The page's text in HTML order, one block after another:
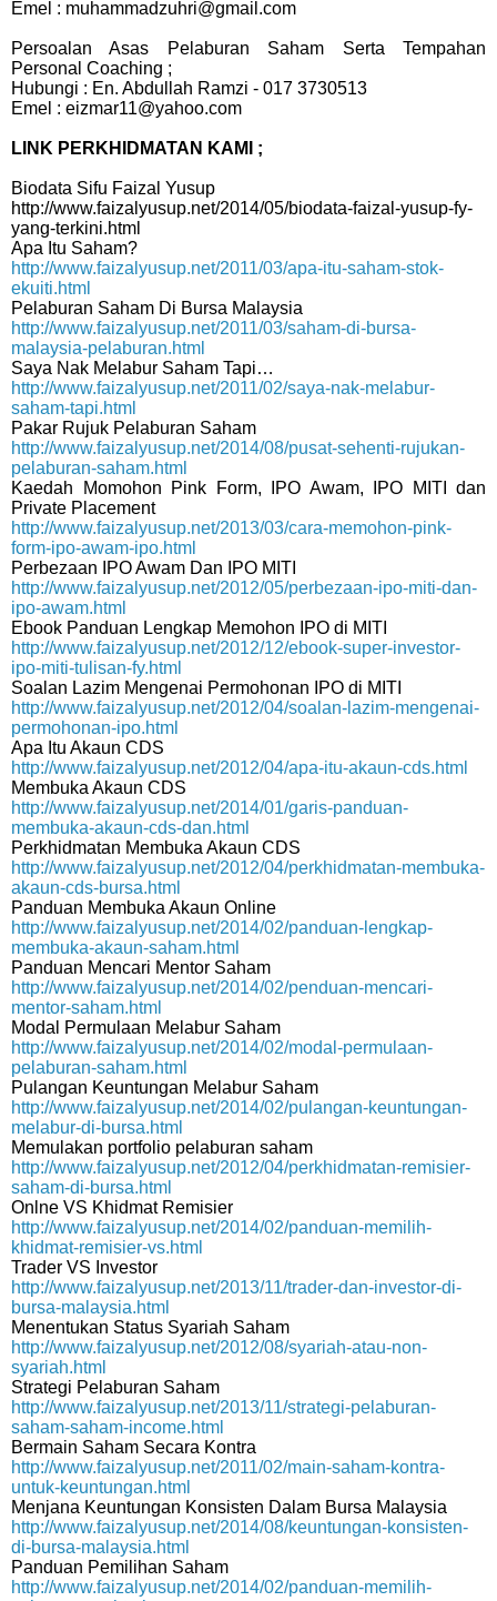
Emel : muhammadzuhri@gmail.com
Persoalan Asas Pelaburan Saham Serta Tempahan
Personal Coaching ;
Hubungi : En. Abdullah Ramzi - 017 3730513
Emel : eizmar11@yahoo.com
LINK PERKHIDMATAN KAMI ;
Biodata Sifu Faizal Yusup
http://www.faizalyusup.net/2014/05/biodata-faizal-yusup-fy-
yang-terkini.html
Apa Itu Saham?
http://www.faizalyusup.net/2011/03/apa-itu-saham-stok-
ekuiti.html
Pelaburan Saham Di Bursa Malaysia
http://www.faizalyusup.net/2011/03/saham-di-bursa-
malaysia-pelaburan.html
Saya Nak Melabur Saham Tapi…
http://www.faizalyusup.net/2011/02/saya-nak-melabur-
saham-tapi.html
Pakar Rujuk Pelaburan Saham
http://www.faizalyusup.net/2014/08/pusat-sehenti-rujukan-
pelaburan-saham.html
Kaedah Momohon Pink Form, IPO Awam, IPO MITI dan
Private Placement
http://www.faizalyusup.net/2013/03/cara-memohon-pink-
form-ipo-awam-ipo.html
Perbezaan IPO Awam Dan IPO MITI
http://www.faizalyusup.net/2012/05/perbezaan-ipo-miti-dan-
ipo-awam.html
Ebook Panduan Lengkap Memohon IPO di MITI
http://www.faizalyusup.net/2012/12/ebook-super-investor-
ipo-miti-tulisan-fy.html
Soalan Lazim Mengenai Permohonan IPO di MITI
http://www.faizalyusup.net/2012/04/soalan-lazim-mengenai-
permohonan-ipo.html
Apa Itu Akaun CDS
http://www.faizalyusup.net/2012/04/apa-itu-akaun-cds.html
Membuka Akaun CDS
http://www.faizalyusup.net/2014/01/garis-panduan-
membuka-akaun-cds-dan.html
Perkhidmatan Membuka Akaun CDS
http://www.faizalyusup.net/2012/04/perkhidmatan-membuka-
akaun-cds-bursa.html
Panduan Membuka Akaun Online
http://www.faizalyusup.net/2014/02/panduan-lengkap-
membuka-akaun-saham.html
Panduan Mencari Mentor Saham
http://www.faizalyusup.net/2014/02/penduan-mencari-
mentor-saham.html
Modal Permulaan Melabur Saham
http://www.faizalyusup.net/2014/02/modal-permulaan-
pelaburan-saham.html
Pulangan Keuntungan Melabur Saham
http://www.faizalyusup.net/2014/02/pulangan-keuntungan-
melabur-di-bursa.html
Memulakan portfolio pelaburan saham
http://www.faizalyusup.net/2012/04/perkhidmatan-remisier-
saham-di-bursa.html
Onlne VS Khidmat Remisier
http://www.faizalyusup.net/2014/02/panduan-memilih-
khidmat-remisier-vs.html
Trader VS Investor
http://www.faizalyusup.net/2013/11/trader-dan-investor-di-
bursa-malaysia.html
Menentukan Status Syariah Saham
http://www.faizalyusup.net/2012/08/syariah-atau-non-
syariah.html
Strategi Pelaburan Saham
http://www.faizalyusup.net/2013/11/strategi-pelaburan-
saham-saham-income.html
Bermain Saham Secara Kontra
http://www.faizalyusup.net/2011/02/main-saham-kontra-
untuk-keuntungan.html
Menjana Keuntungan Konsisten Dalam Bursa Malaysia
http://www.faizalyusup.net/2014/08/keuntungan-konsisten-
di-bursa-malaysia.html
Panduan Pemilihan Saham
http://www.faizalyusup.net/2014/02/panduan-memilih-